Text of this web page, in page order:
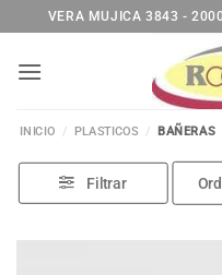
al
contenido
VERA MUJICA 3843 -
INICIO / PLASTICOS / BAÑERAS
Filtrar